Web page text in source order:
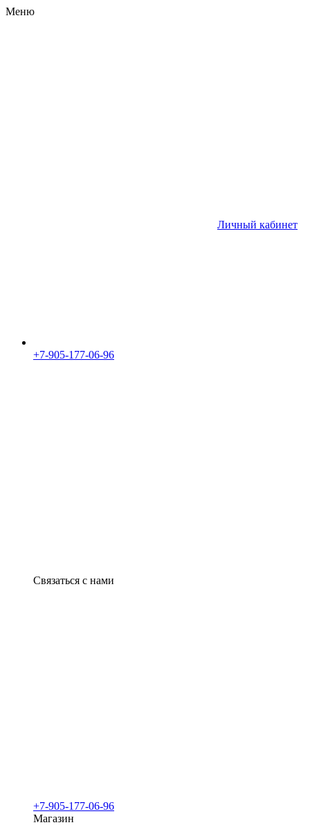
Меню
Личный кабинет
+7-905-177-06-96
Связаться с нами
+7-905-177-06-96
Магазин